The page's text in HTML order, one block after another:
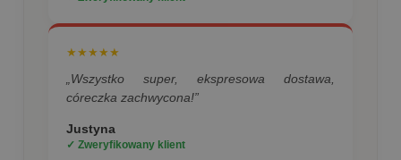
★★★★★
„Wszystko super, ekspresowa dostawa,
córeczka zachwycona!”
Justyna
✓ Zweryfikowany klient